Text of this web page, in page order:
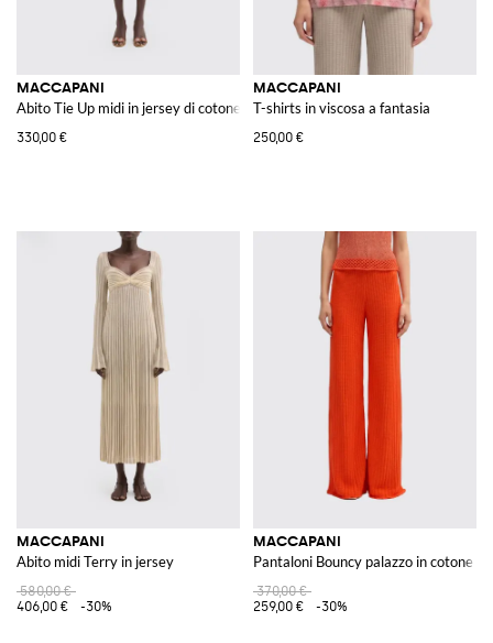
MACCAPANI
Abito Tie Up midi in jersey di cotone
330,00 €
MACCAPANI
T-shirts in viscosa a fantasia
250,00 €
MACCAPANI
Abito midi Terry in jersey
580,00 €
406,00 €
-30%
MACCAPANI
Pantaloni Bouncy palazzo in cotone
370,00 €
259,00 €
-30%